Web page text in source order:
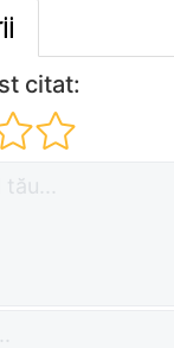
citat: